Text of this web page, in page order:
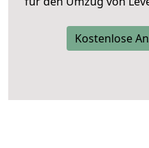
Kostenlose